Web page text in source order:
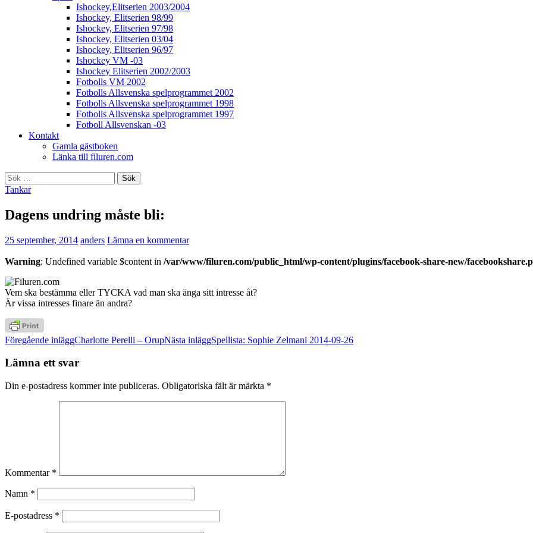
Ishockey,Elitserien 2003/2004
Ishockey, Elitserien 98/99
Ishockey, Elitserien 97/98
Ishockey, Elitserien 03/04
Ishockey, Elitserien 96/97
Ishockey VM -03
Ishockey Elitserien 2002/2003
Fotbolls VM 2002
Fotbolls Allsvenska spelprogrammet 2002
Fotbolls Allsvenska spelprogrammet 1998
Fotbolls Allsvenska spelprogrammet 1997
Fotboll Allsvenskan -03
Kontakt
Gamla gästboken
Länka till filuren.com
Sök
efter:
Tankar
Dagens undring måste bli:
25 september, 2014 anders Lämna en kommentar
Warning: Undefined variable $content in /var/www/filuren.com/public_html/wp-content/plugins/facebook-share-new/
Vem ska bestämma eller TYCKA vad man ska änga sitt intresse åt?
Är vissa intresses finare än andra?
Inläggsnavigering
Föregående inläggCharlotte Perelli – OrupNästa inläggSpellista: Sophie Zelmani 2014-09-26
Lämna ett svar
Din e-postadress kommer inte publiceras. Obligatoriska fält är märkta *
Kommentar *
Namn *
E-postadress *